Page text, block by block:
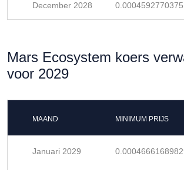
December 2028
Mars Ecosystem koers
voor 2029
MAAND MINIMUM PRIJS
Januari 2029